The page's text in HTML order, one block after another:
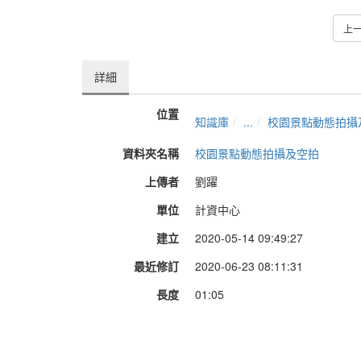
上
詳細
位置 知識庫 ...
校園景點動態拍攝
資料夾名稱
校園景點動態拍攝及空拍
上傳者
劉躍
單位
計資中心
建立
2020-05-14 09:49:27
最近修訂
2020-06-23 08:11:31
長度
01:05